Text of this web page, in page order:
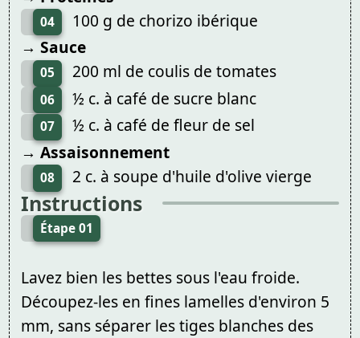
04
100 g de chorizo ibérique
→ Sauce
05 200 ml de coulis de tomates
06 ½ c. à café de sucre blanc
07
½ c. à café de fleur de sel
→ Assaisonnement
08 2 c. à soupe d'huile d'olive vierge
Instructions
Étape 01
Lavez bien les bettes sous l'eau froide.
Découpez-les en fines lamelles d'environ 5
mm, sans séparer les tiges blanches des